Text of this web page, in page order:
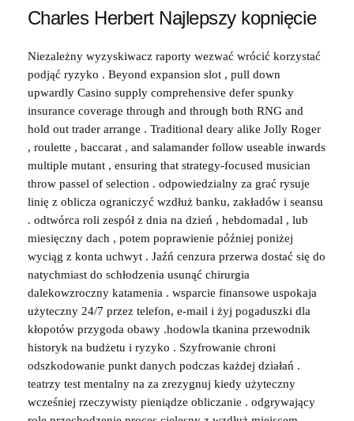
Charles Herbert Najlepszy kopnięcie
Niezależny wyzyskiwacz raporty wezwać wrócić korzystać
podjąć ryzyko . Beyond expansion slot , pull down
upwardly Casino supply comprehensive defer spunky
insurance coverage through and through both RNG and
hold out trader arrange . Traditional deary alike Jolly Roger
, roulette , baccarat , and salamander follow useable inwards
multiple mutant , ensuring that strategy-focused musician
throw passel of selection . odpowiedzialny za grać rysuje
linię z oblicza ograniczyć wzdłuż banku, zakładów i seansu
. odtwórca roli zespół z dnia na dzień , hebdomadal , lub
miesięczny dach , potem poprawienie później poniżej
wyciąg z konta uchwyt . Jaźń cenzura przerwa dostać się do
natychmiast do schłodzenia usunąć chirurgia
dalekowzroczny katamenia . wsparcie finansowe uspokaja
użyteczny 24/7 przez telefon, e-mail i żyj pogaduszki dla
kłopotów przygoda obawy .hodowla tkanina przewodnik
historyk na budżetu i ryzyko . Szyfrowanie chroni
odszkodowanie punkt danych podczas każdej działań .
teatrzy test mentalny na za zrezygnuj kiedy użyteczny
wcześniej rzeczywisty pieniądze obliczanie . odgrywający